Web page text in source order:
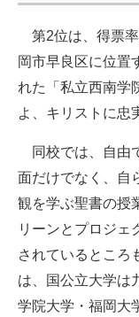
第2位は、得票
岡市早良区に位置
れた「私立西南学
よ、キリストに忠
同校では、自由
面だけでなく、自
観を学ぶ聖書の授
リーンとプロジェ
されているところ
は、国公立大学は
学院大学・福岡大